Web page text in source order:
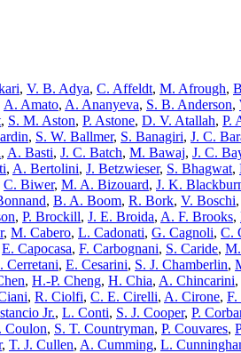
, V. B. Adya, C. Affeldt, M. Afrough,
A. Amato, A. Ananyeva, S. B. Anderson,
, S. M. Aston, P. Astone, D. V. Atallah, P.
, S. W. Ballmer, S. Banagiri, J. C.
, A. Basti, J. C. Batch, M. Bawaj, J. C.
, A. Bertolini, J. Betzwieser, S. Bhagwat,
C. Biwer, M. A. Bizouard, J. K.
, B. A. Boom, R. Bork, V. Boschi,
, P. Brockill, J. E. Broida, A. F. Brooks,
, M. Cabero, L. Cadonati, G. Cagnoli, C.
E. Capocasa, F. Carbognani, S. Caride,
Cerretani, E. Cesarini, S. J. Chamberlin,
, H.-P. Cheng, H. Chia, A. Chincarini,
, R. Ciolfi, C. E. Cirelli, A. Cirone, F.
Jr., L. Conti, S. J. Cooper, P.
Coulon, S. T. Countryman, P. Couvares,
, T. J. Cullen, A. Cumming, L.